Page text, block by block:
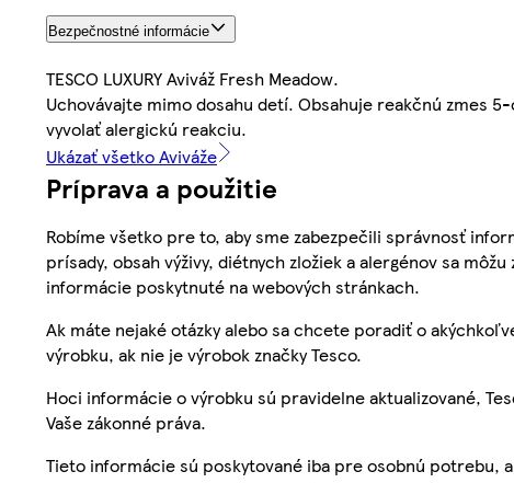
Bezpečnostné informácie
TESCO LUXURY Aviváž Fresh Meadow.
Uchovávajte mimo dosahu detí. Obsahuje reakčnú
vyvolať alergickú reakciu.
Ukázať všetko Aviváže
Príprava a použitie
Robíme všetko pre to, aby sme zabezpečili správnosť
prísady, obsah výživy, diétnych zložiek a alergénov sa
informácie poskytnuté na webových stránkach.
Ak máte nejaké otázky alebo sa chcete poradiť o
výrobku, ak nie je výrobok značky Tesco.
Hoci informácie o výrobku sú pravidelne aktualizované,
Vaše zákonné práva.
Tieto informácie sú poskytované iba pre osobnú potrebu,